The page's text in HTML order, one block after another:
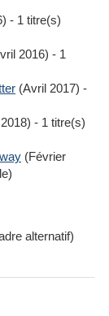
- 1 titre(s)
2016) - 1
(Avril 2017) -
- 1 titre(s)
(Février
alternatif)